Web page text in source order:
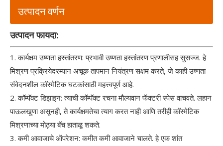
उत्पादन वर्णन
उत्पादन फायदा:
1. कार्यक्षम उष्णता हस्तांतरण: प्रभावी उष्णता हस्तांतरण प्रणालीसह सुसज्ज. हे
मिश्रण प्रक्रियेदरम्यान अचूक तापमान नियंत्रण सक्षम करते, जे काही उष्णता-
संवेदनशील कॉस्मेटिक घटकांसाठी महत्त्वपूर्ण आहे.
2. कॉम्पॅक्ट डिझाइन: त्याची कॉम्पॅक्ट रचना मौल्यवान फॅक्टरी स्पेस वाचवते. लहान
पाऊलखुणा असूनही, ते कार्यक्षमतेचा त्याग करत नाही आणि तरीही कॉस्मेटिक
मिश्रणाच्या मोठ्या बॅच हाताळू शकते.
3. कमी आवाजाचे ऑपरेशन: कमीत कमी आवाजाने चालते. हे एक शांत